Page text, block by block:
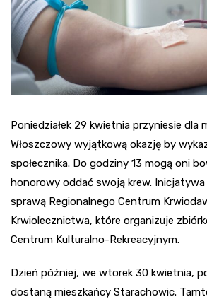
Poniedziałek 29 kwietnia przyniesie dla
Włoszczowy wyjątkową okazję by
społecznika. Do godziny 13 mogą oni
honorowy oddać swoją krew.
sprawą Regionalnego Centrum
Krwiolecznictwa, które organizuje
Centrum Kulturalno-Rekreacyjnym.
Dzień później, we wtorek 30 kwietnia,
dostaną mieszkańcy Starachowic.